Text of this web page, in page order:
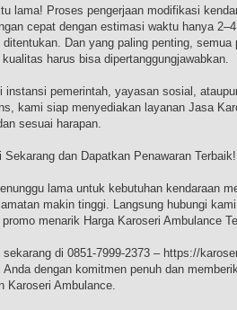
lama! Proses pengerjaan modifikasi
cepat dengan estimasi waktu hanya
Dan yang paling penting,
harus bisa dipertanggungjawabkan.
instansi pemerintah, yayasan sosial,
kami siap menyediakan layanan Jasa
sesuai harapan.
Sekarang dan Dapatkan Penawaran Terbaik!
lama untuk kebutuhan kendaraan
makin tinggi. Langsung hubungi
menarik Harga Karoseri Ambulance
sekarang di 0851-7999-2373 – https://
dengan komitmen penuh dan
Karoseri Ambulance.